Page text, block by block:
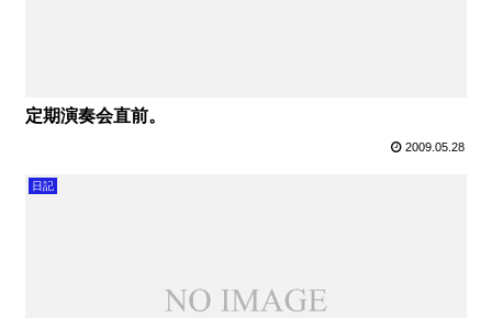
定期演奏会直前。
2009.05.28
日記